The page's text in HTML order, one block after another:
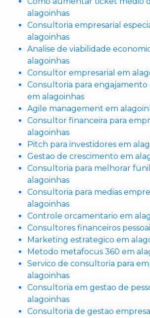
alagoinhas
Consultoria empresarial
alagoinhas
Analise de viabilidade
alagoinhas
Consultor empresarial em
Consultoria para
em alagoinhas
Agile management em
Consultor financeira para
alagoinhas
Pitch para investidores em
Gestao de crescimento em
Consultoria para melhorar
alagoinhas
Consultoria para medias
alagoinhas
Controle orcamentario em
Consultores financeiros
Marketing estrategico em
Metodo metafocus 360 em
Servico de consultoria para
alagoinhas
Consultoria em gestao de
alagoinhas
Consultoria de gestao